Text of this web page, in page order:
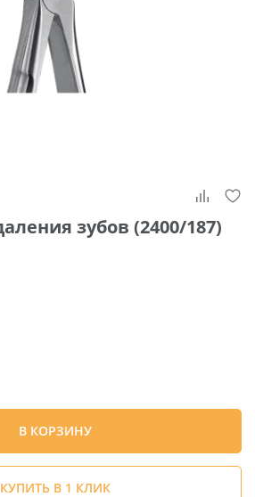
зубов (2400/187)
В КОРЗИНУ
КУПИТЬ В 1 КЛИК